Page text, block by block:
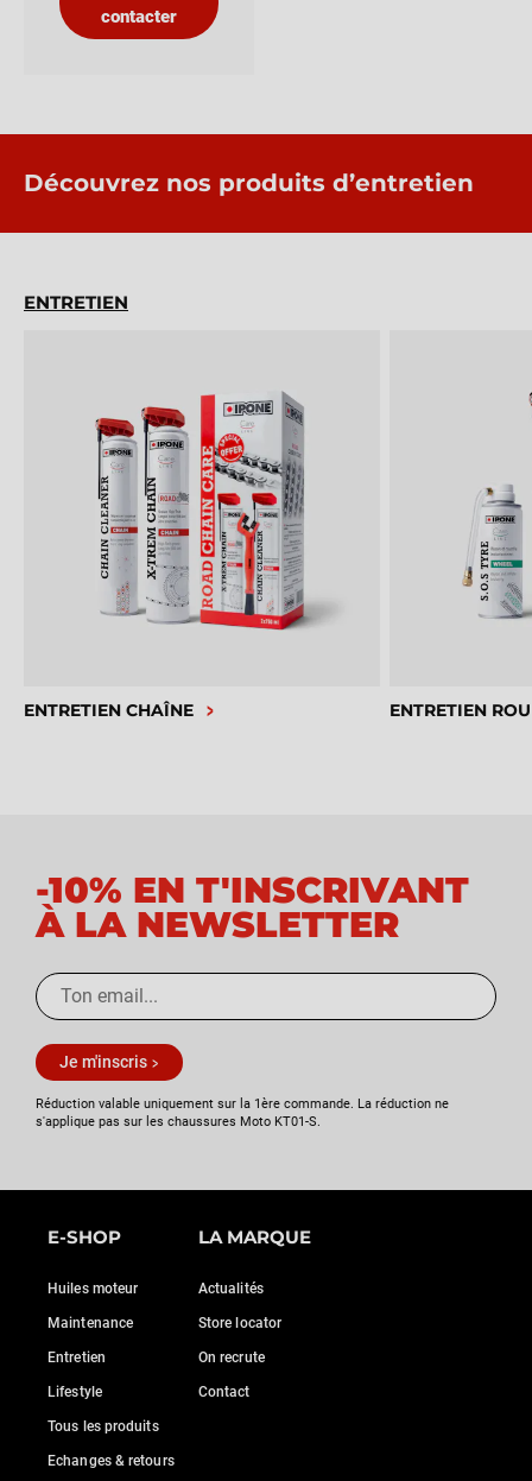
contacter
Découvrez nos produits d’entretien
ENTRETIEN
ENTRETIEN CHAÎNE ENTRETIEN
-10% EN T'INSCRIVANT
À LA NEWSLETTER
Je m'inscris
Réduction valable uniquement sur la 1ère commande. La réduction ne
s'applique pas sur les chaussures Moto KT01-S.
E-SHOP
Huiles moteur
Maintenance
Entretien
Lifestyle
Tous les produits
Echanges & retours
LA MARQUE
Actualités
Store locator
On recrute
Contact